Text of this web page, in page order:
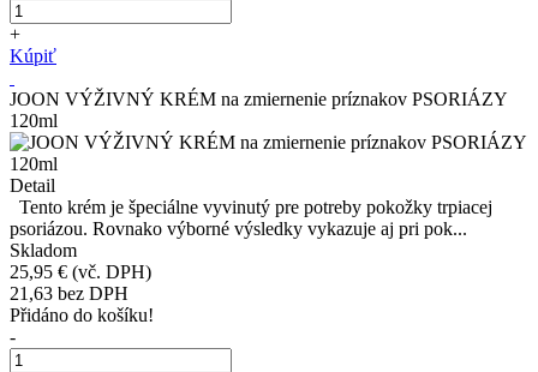
+
Kúpiť
JOON VÝŽIVNÝ KRÉM na zmiernenie príznakov PSORIÁZY
120ml
Detail
Tento krém je špeciálne vyvinutý pre potreby pokožky trpiacej
psoriázou. Rovnako výborné výsledky vykazuje aj pri pok...
Skladom
25,95 € (vč. DPH)
21,63 bez DPH
Přidáno do košíku!
-